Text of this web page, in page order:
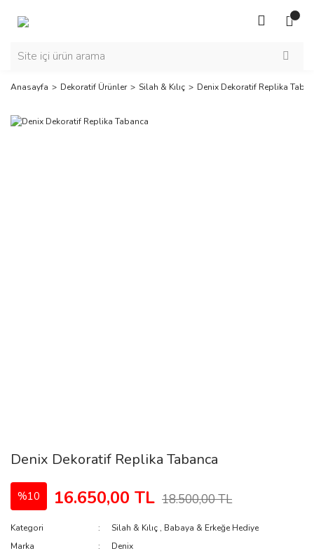
Anasayfa Dekoratif Ürünler Silah & Kılıç Denix Dekoratif Replika
Denix Dekoratif Replika Tabanca
%10 16.650,00 TL 18.500,00 TL
Kategori Silah & Kılıç , Babaya & Erkeğe Hediye
Marka
Denix